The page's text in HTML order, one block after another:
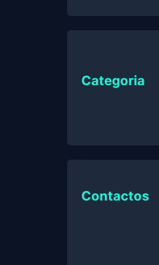
Categoria
Contactos